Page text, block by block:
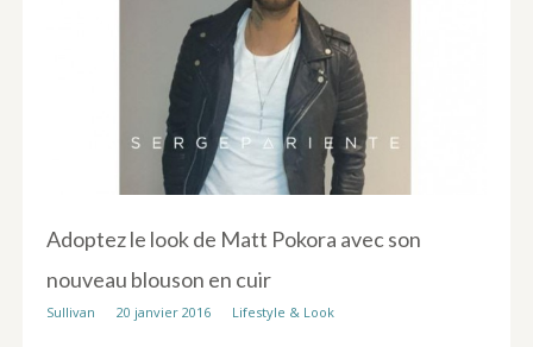
Adoptez le look de Matt Pokora avec son
nouveau blouson en cuir
Sullivan 20 janvier 2016 Lifestyle & Look